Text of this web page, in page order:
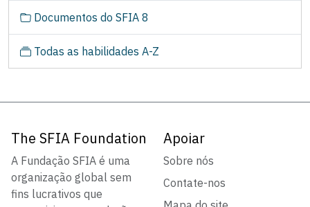
o
Documentos do SFIA 8
Todas as habilidades A-Z
The SFIA Foundation
A Fundação SFIA é uma
organização global sem
fins lucrativos que
Apoiar
Sobre nós
Contate-nos